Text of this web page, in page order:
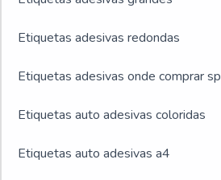
Etiquetas adesivas redondas
Etiquetas adesivas onde comprar sp
Etiquetas auto adesivas coloridas
Etiquetas auto adesivas a4